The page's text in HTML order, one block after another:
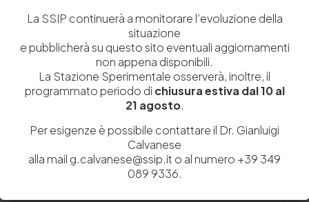
Lascia un commento
Il tuo indirizzo email non sarà pubblicato.I campi obbligatori sono
La SSIP continuerà a monitorare l’evoluzione della
situazione
e pubblicherà su questo sito eventuali aggiornamenti
non appena disponibili.
La Stazione Sperimentale osserverà, inoltre, il
programmato periodo di chiusura estiva dal 10 al
21 agosto.
Per esigenze è possibile contattare il Dr. Gianluigi
Calvanese
alla mail g.calvanese@ssip.it o al numero +39 349
089 9336.